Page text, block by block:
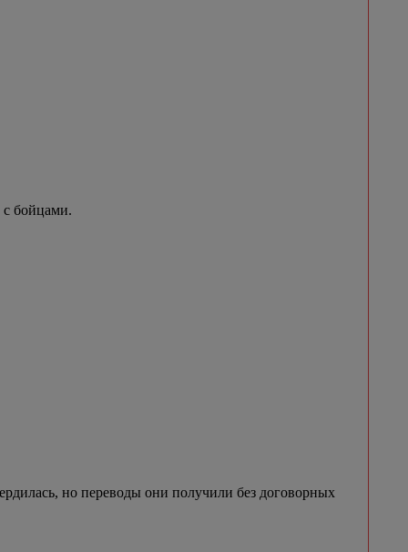
с бойцами.
но переводы они получили без договорных